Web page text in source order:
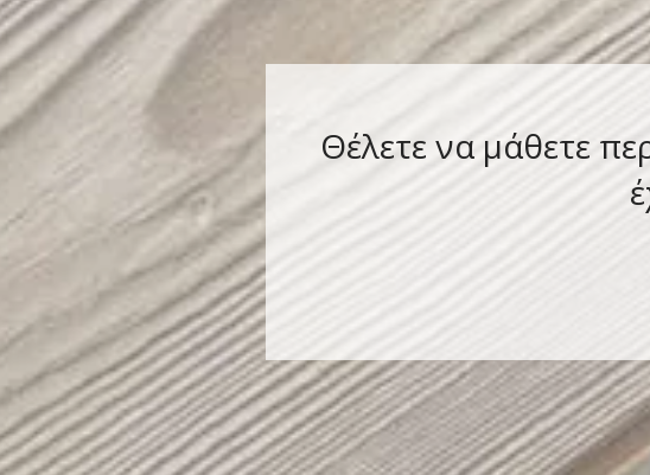
Θέλετε να μάθετε